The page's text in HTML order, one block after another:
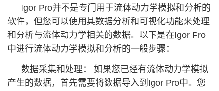
Igor Pro并不是专门用于流体动力学模拟和分析的
软件，但您可以使用其数据分析和可视化功能来处理
和分析与流体动力学相关的数据。以下是在Igor Pro
中进行流体动力学模拟和分析的一般步骤：
数据采集和处理： 如果您已经有流体动力学模拟
产生的数据，首先需要将数据导入到Igor Pro中。您